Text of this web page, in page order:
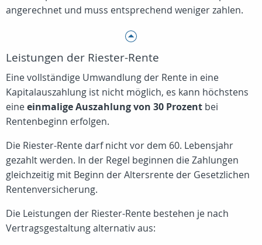
angerechnet und muss entsprechend weniger zahlen.
Leistungen der Riester-Rente
Eine vollständige Umwandlung der Rente in eine
Kapitalauszahlung ist nicht möglich, es kann höchstens
eineeinmalige Auszahlung von 30 Prozent bei
Rentenbeginn erfolgen.
Die Riester-Rente darf nicht vor dem 60. Lebensjahr
gezahlt werden. In der Regel beginnen die Zahlungen
gleichzeitig mit Beginn der Altersrente der Gesetzlichen
Rentenversicherung.
Die Leistungen der Riester-Rente bestehen je nach
Vertragsgestaltung alternativ aus: